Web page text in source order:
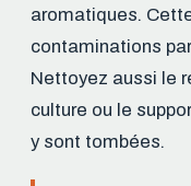
aromatiques.
contaminations
Nettoyez aussi le
culture ou le
y sont tombées.